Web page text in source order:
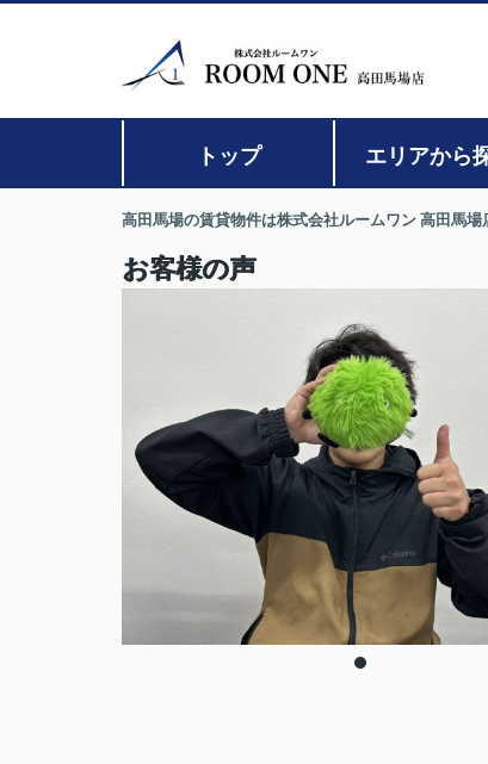
トップ エリアから
高田馬場の賃貸物件は株式会社ルームワン 高田馬場
お客様の声